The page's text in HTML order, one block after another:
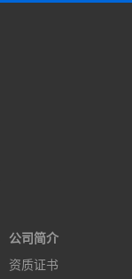
公司简介
资质证书